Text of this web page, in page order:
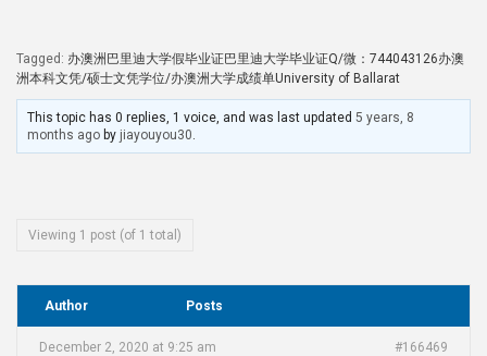
Tagged: 办澳洲巴里迪大学假毕业证巴里迪大学毕业证Q/微：744043126办澳
洲本科文凭/硕士文凭学位/办澳洲大学成绩单University of Ballarat
This topic has 0 replies, 1 voice, and was last updated5 years, 8
months ago by jiayouyou30.
Viewing 1 post (of 1 total)
Author Posts
December 2, 2020 at 9:25 am #166469